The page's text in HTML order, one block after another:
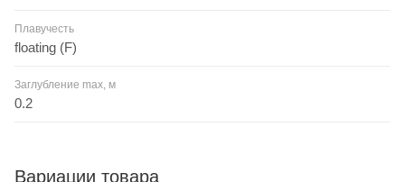
Плавучесть
floating (F)
Заглубление max, м
0.2
Вариации товара